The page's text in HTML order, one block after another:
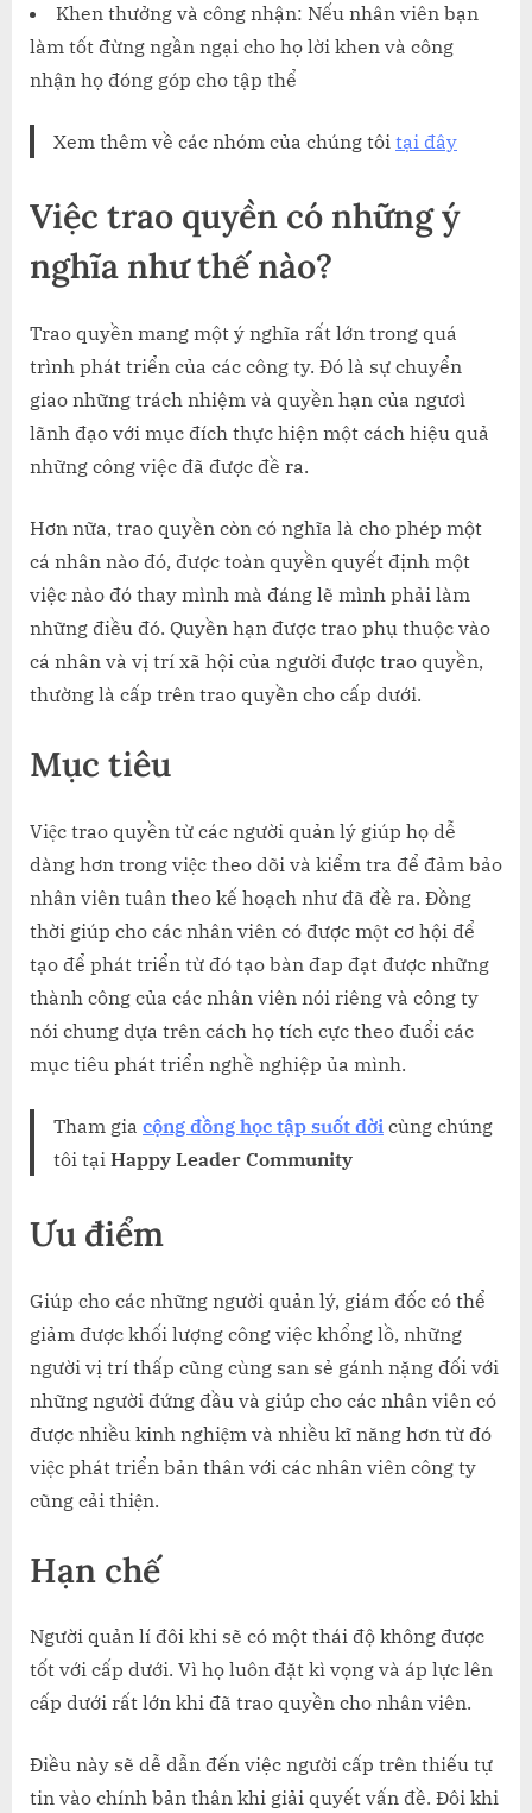
Khen thưởng và công nhận: Nếu nhân viên bạn
làm tốt đừng ngần ngại cho họ lời khen và công
nhận họ đóng góp cho tập thể
Xem thêm về các nhóm của chúng tôi tại đây
Việc trao quyền có những ý
nghĩa như thế nào?
Trao quyền mang một ý nghĩa rất lớn trong quá
trình phát triển của các công ty. Đó là sự chuyển
giao những trách nhiệm và quyền hạn của ngươì
lãnh đạo với mục đích thực hiện một cách hiệu quả
những công việc đã được đề ra.
Hơn nữa, trao quyền còn có nghĩa là cho phép một
cá nhân nào đó, được toàn quyền quyết định một
việc nào đó thay mình mà đáng lẽ mình phải làm
những điều đó. Quyền hạn được trao phụ thuộc vào
cá nhân và vị trí xã hội của người được trao quyền,
thường là cấp trên trao quyền cho cấp dưới.
Mục tiêu
Việc trao quyền từ các người quản lý giúp họ dễ
dàng hơn trong việc theo dõi và kiểm tra để đảm bảo
nhân viên tuân theo kế hoạch như đã đề ra. Đồng
thời giúp cho các nhân viên có được một cơ hội để
tạo để phát triển từ đó tạo bàn đap đạt được những
thành công của các nhân viên nói riêng và công ty
nói chung dựa trên cách họ tích cực theo đuổi các
mục tiêu phát triển nghề nghiệp ủa mình.
Tham gia cộng đồng học tập suốt đời cùng chúng
tôi tại Happy Leader Community
Ưu điểm
Giúp cho các những người quản lý, giám đốc có thể
giảm được khối lượng công việc khổng lồ, những
người vị trí thấp cũng cùng san sẻ gánh nặng đối với
những người đứng đầu và giúp cho các nhân viên có
được nhiều kinh nghiệm và nhiều kĩ năng hơn từ đó
việc phát triển bản thân với các nhân viên công ty
cũng cải thiện.
Hạn chế
Người quản lí đôi khi sẽ có một thái độ không được
tốt với cấp dưới. Vì họ luôn đặt kì vọng và áp lực lên
cấp dưới rất lớn khi đã trao quyền cho nhân viên.
Điều này sẽ dễ dẫn đến việc người cấp trên thiếu tự
tin vào chính bản thân khi giải quyết vấn đề. Đôi khi